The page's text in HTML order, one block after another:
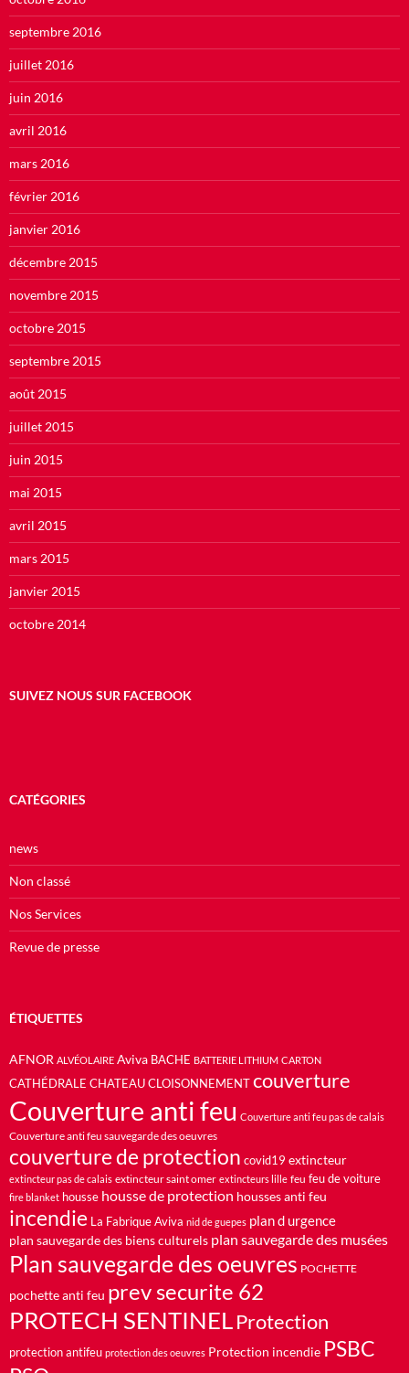
septembre 2016
juillet 2016
juin 2016
avril 2016
mars 2016
février 2016
janvier 2016
décembre 2015
novembre 2015
octobre 2015
septembre 2015
août 2015
juillet 2015
juin 2015
mai 2015
avril 2015
mars 2015
janvier 2015
octobre 2014
SUIVEZ NOUS SUR FACEBOOK
CATÉGORIES
news
Non classé
Nos Services
Revue de presse
ÉTIQUETTES
AFNOR ALVÉOLAIRE Aviva BACHE BATTERIE LITHIUM CARTON
CATHÉDRALE CHATEAU CLOISONNEMENT couverture
Couverture anti feu Couverture anti feu pas de calais
Couverture anti feu sauvegarde des oeuvres
couverture de protection covid19 extincteur
extincteur pas de calais extincteur saint omer extincteurs lille feu feu de voiture
fire blanket housse housse de protection housses anti feu
incendie La Fabrique Aviva nid de guepes plan d urgence
plan sauvegarde des biens culturels plan sauvegarde des musées
Plan sauvegarde des oeuvres POCHETTE
pochette anti feu prev securite 62
PROTECH SENTINELProtection
protection antifeu protection des oeuvres Protection incendie PSBC